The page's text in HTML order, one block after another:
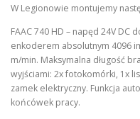
W Legionowie montujemy
FAAC 740 HD – napęd 24V DC
enkoderem absolutnym 4096
m/min. Maksymalna długość
wyjściami: 2x fotokomórki, 1x
zamek elektryczny. Funkcja
końcówek pracy.